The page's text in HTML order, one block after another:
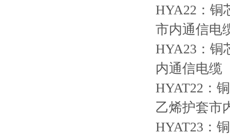
HYA22：铜
市内通信电
HYA23：铜
内通信电缆
HYAT22：
乙烯护套市
HYAT23：